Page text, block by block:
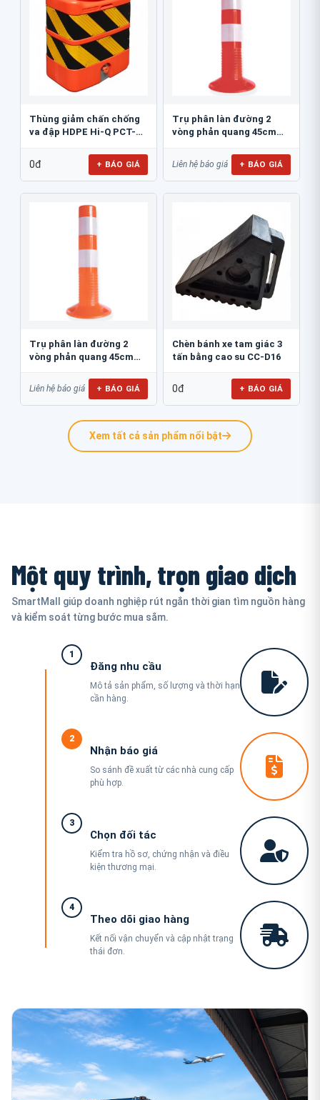
Thùng giảm chấn chống
va đập HDPE Hi-Q PCT-
0đ + BÁO GIÁ
Trụ phân làn đường 2
vòng phản quang 45cm
Liên hệ báo giá + BÁO GIÁ
Trụ phân làn đường 2
vòng phản quang 45cm
Liên hệ báo giá + BÁO GIÁ
Chèn bánh xe tam giác 3
tấn bằng cao su CC-D16
0đ + BÁO GIÁ
Xem tất cả sản phẩm nổi bật
Một quy trình, trọn giao dịch
SmartMall giúp doanh nghiệp rút ngắn thời gian tìm nguồn hàng
và kiểm soát từng bước mua sắm.
1
Đăng nhu cầu
Mô tả sản phẩm, số lượng và thời hạn
cần hàng.
2
Nhận báo giá
So sánh đề xuất từ các nhà cung cấp
phù hợp.
3
Chọn đối tác
Kiểm tra hồ sơ, chứng nhận và điều
kiện thương mại.
4
Theo dõi giao hàng
Kết nối vận chuyển và cập nhật trạng
thái đơn.